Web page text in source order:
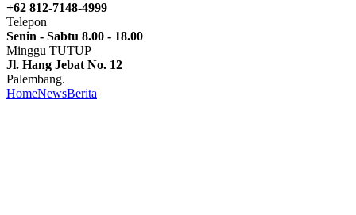
+62 812-7148-4999
Telepon
Senin - Sabtu 8.00 - 18.00
Minggu TUTUP
Jl. Hang Jebat No. 12
Palembang.
HomeNewsBerita